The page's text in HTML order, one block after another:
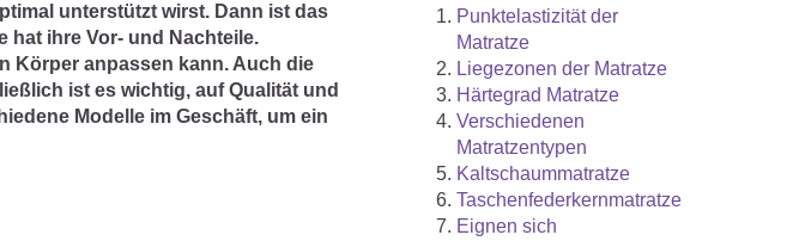
unterstützt wirst. Dann ist das
hat ihre Vor- und Nachteile.
Körper anpassen kann. Auch die
ist es wichtig, auf Qualität und
Modelle im Geschäft, um ein
Punktelastizität der
Matratze
Liegezonen der Matratze
Härtegrad Matratze
Verschiedenen
Matratzentypen
Kaltschaummatratze
Taschenfederkernmatratze
Eignen sich